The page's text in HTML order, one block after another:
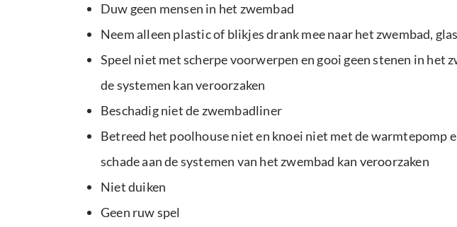
Duw geen mensen in het zwembad
Neem alleen plastic of blikjes drank mee naar het zwembad,
Speel niet met scherpe voorwerpen en gooi geen stenen in het
de systemen kan veroorzaken
Beschadig niet de zwembadliner
Betreed het poolhouse niet en knoei niet met de warmtepomp
schade aan de systemen van het zwembad kan veroorzaken
Niet duiken
Geen ruw spel